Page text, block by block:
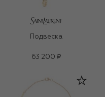
Подвеска
63 200 ₽